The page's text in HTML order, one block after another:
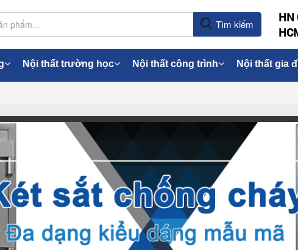
Tìm kiếm
HN
Nội thất trường học Nội thất công trình Nội thất gia